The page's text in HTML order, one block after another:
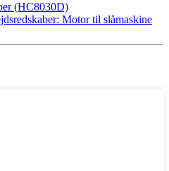
(HC8030D)
Motor til slåmaskine